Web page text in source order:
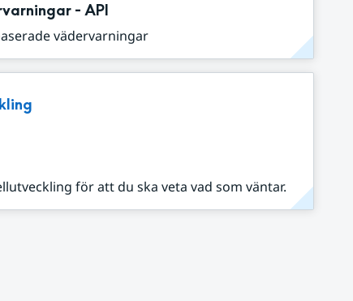
- API
vädervarningar
för att du ska veta vad som väntar.